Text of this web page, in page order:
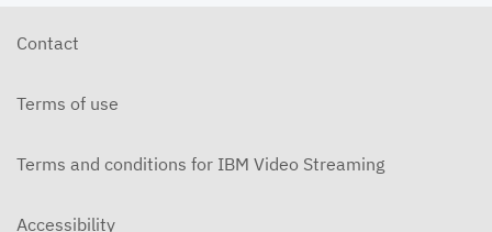
Contact
Terms of use
Terms and conditions for IBM Video Streaming
Accessibility